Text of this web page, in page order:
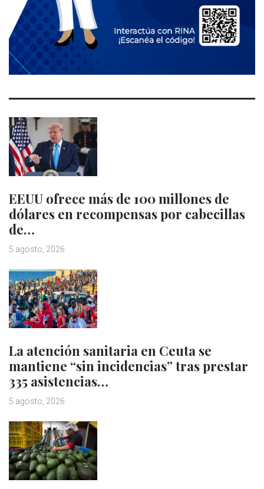
EEUU ofrece más de 100 millones de
dólares en recompensas por cabecillas
de…
5 agosto, 2026
La atención sanitaria en Ceuta se
mantiene “sin incidencias” tras prestar
335 asistencias…
5 agosto, 2026